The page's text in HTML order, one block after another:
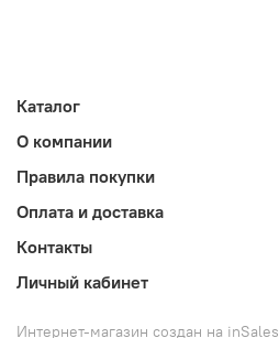
Каталог
О компании
Правила покупки
Оплата и доставка
Контакты
Личный кабинет
Интернет-магазин создан на inSales